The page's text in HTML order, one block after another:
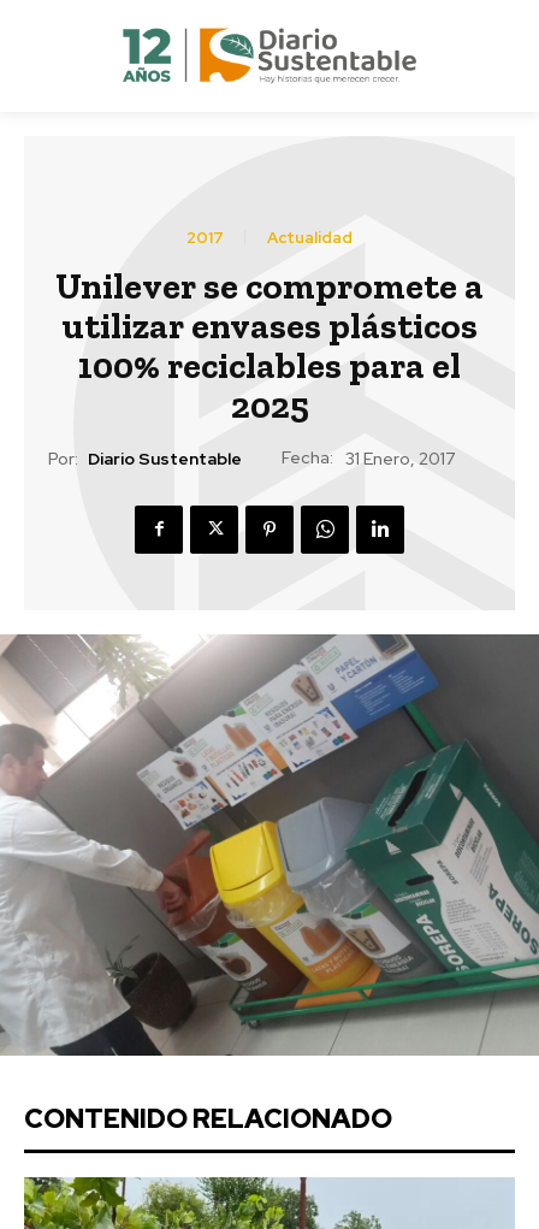
2017 Actualidad
Unilever se compromete a
utilizar envases plásticos
100% reciclables para el
2025
Por: Diario Sustentable Fecha: 31 Enero, 2017
CONTENIDO RELACIONADO